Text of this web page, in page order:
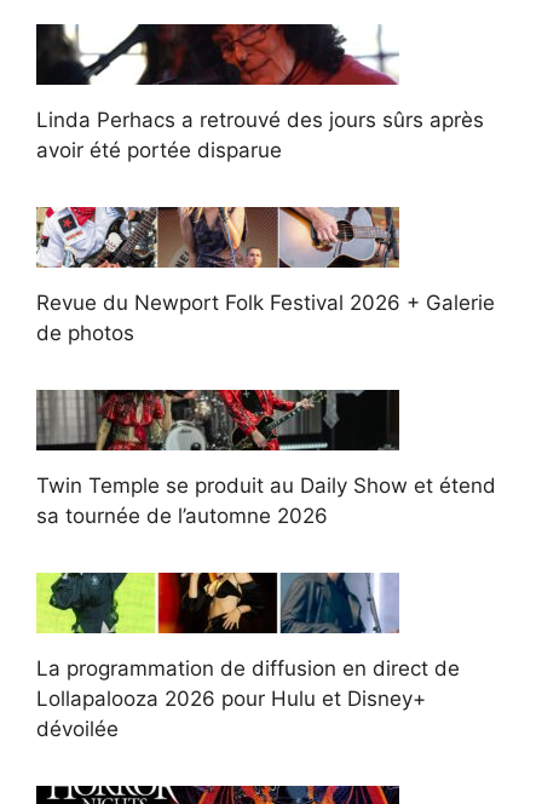
Linda Perhacs a retrouvé des jours sûrs après
avoir été portée disparue
Revue du Newport Folk Festival 2026 + Galerie
de photos
Twin Temple se produit au Daily Show et étend
sa tournée de l’automne 2026
La programmation de diffusion en direct de
Lollapalooza 2026 pour Hulu et Disney+
dévoilée